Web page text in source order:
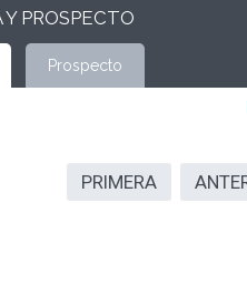
PROSPECTO
Prospecto
PRIMERA